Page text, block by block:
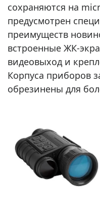
сохраняются на
предусмотрен
преимуществ
встроенные ЖК-
видеовыход и
Корпуса приборов
обрезинены для